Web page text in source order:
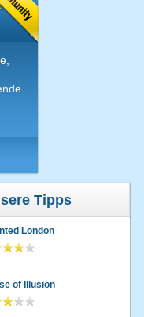
Tipps
London
of Illusion